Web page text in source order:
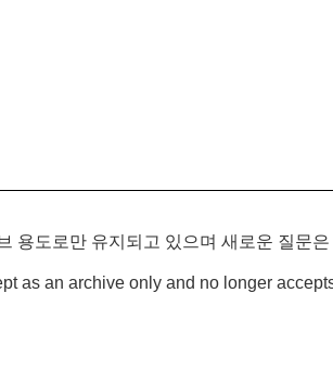
용도로만 유지되고 있으며 새로운 질문
as an archive only and no longer